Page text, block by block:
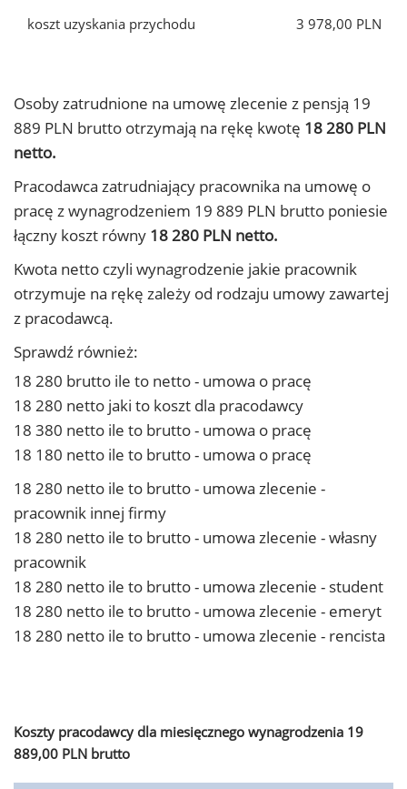
koszt uzyskania przychodu
3 978,00 PLN
Osoby zatrudnione na umowę zlecenie z pensją 19
889 PLN brutto otrzymają na rękę kwotę 18 280 PLN
netto.
Pracodawca zatrudniający pracownika na umowę o
pracę z wynagrodzeniem 19 889 PLN brutto poniesie
łączny koszt równy 18 280 PLN netto.
Kwota netto czyli wynagrodzenie jakie pracownik
otrzymuje na rękę zależy od rodzaju umowy zawartej
z pracodawcą.
Sprawdź również:
18 280 brutto ile to netto - umowa o pracę
18 280 netto jaki to koszt dla pracodawcy
18 380 netto ile to brutto - umowa o pracę
18 180 netto ile to brutto - umowa o pracę
18 280 netto ile to brutto - umowa zlecenie -
pracownik innej firmy
18 280 netto ile to brutto - umowa zlecenie - własny
pracownik
18 280 netto ile to brutto - umowa zlecenie - student
18 280 netto ile to brutto - umowa zlecenie - emeryt
18 280 netto ile to brutto - umowa zlecenie - rencista
Koszty pracodawcy dla miesięcznego wynagrodzenia 19
889,00 PLN brutto